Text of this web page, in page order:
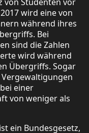
wird eine von
während ihres
Bei
sind die Zahlen
wird während
Übergriffs. Sogar
einer
von weniger als
ein Bundesgesetz,